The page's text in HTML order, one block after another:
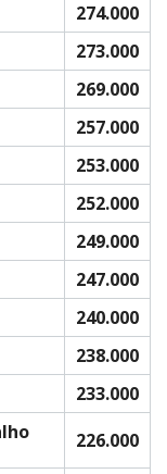
274.000
273.000
269.000
257.000
253.000
252.000
249.000
247.000
240.000
238.000
233.000
226.000